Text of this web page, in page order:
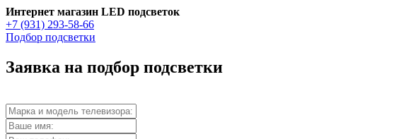
Интернет магазин LED подсветок
+7 (931) 293-58-66
Подбор подсветки
Заявка на подбор подсветки